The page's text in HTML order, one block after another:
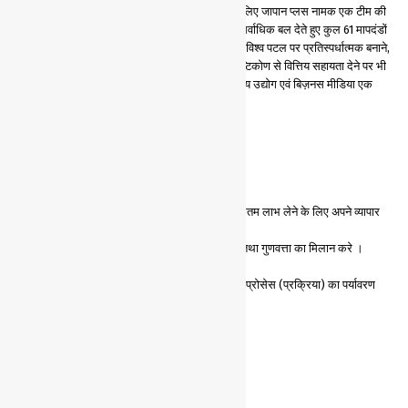
भारत सरकार ने भारतीय SME के उपलब्धि आंकलन के लिए जापान प्लस नामक एक टीम की
स्थापना की है जिसके अनुसार गुणवता तथा पर्यावरण पर सर्वाधिक बल देते हुए कुल 61 मापदंडों
के आधार पर ZED रेटिंग दी जायेगी । सरकार SME को विश्व पटल पर प्रतिस्पर्धात्मक बनाने,
नवयुवाओं के कौशल विकास तथा तकनिकी उत्थान के दृष्टिकोण से वित्तिय सहायता देने पर भी
विचार कर रही है । मेरे विचार में आने वाले समय में भारतीय उद्योग एवं बिज़नस मीडिया एक
ZED से सम्बंधित सभी सरकारी योजनाओं का अधिकतम लाभ लेने के लिए अपने व्यापार
अपने ग्राहक की इच्छानुसार अपने सिस्टम, प्रोसेस तथा गुणवत्ता का मिलान करे ।
लघुकरण उपायों को अपनाने के लिए अपने उत्पाद एवं प्रोसेस (प्रक्रिया) का पर्यावरण